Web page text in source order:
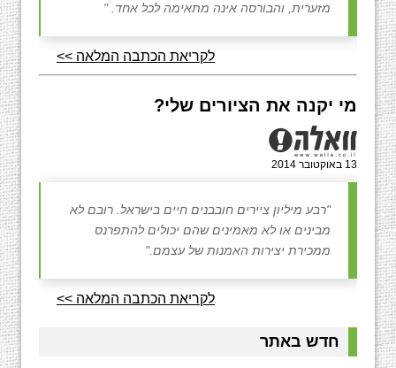
מזערית, והבורסה אינה מתאימה לכל אחד. "
לקריאת הכתבה המלאה >>
מי יקנה את הציורים שלי?
13 באוקטובר 2014
"רבע מיליון ציירים חובבנים חיים בישראל. רובם לא
מבינים או לא מאמינים שהם יכולים להתפרנס
ממכירת יצירות האמנות של עצמם."
לקריאת הכתבה המלאה >>
חדש באתר